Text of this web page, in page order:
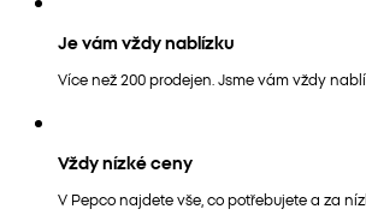
Je vám vždy nablízku
Více než 200 prodejen. Jsme vám vždy
Vždy nízké ceny
V Pepco najdete vše, co potřebujete a za